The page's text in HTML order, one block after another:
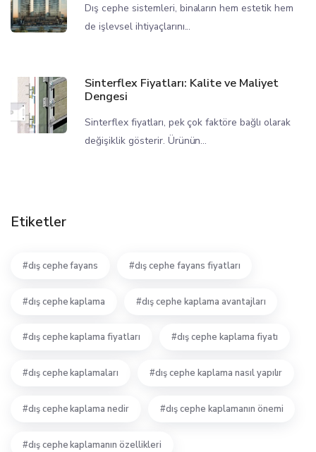
Dış cephe sistemleri, binaların hem estetik hem
de işlevsel ihtiyaçlarını...
Sinterflex Fiyatları: Kalite ve Maliyet
Dengesi
Sinterflex fiyatları, pek çok faktöre bağlı olarak
değişiklik gösterir. Ürünün...
Etiketler
dış cephe fayans dış cephe fayans fiyatları
dış cephe kaplama dış cephe kaplama avantajları
dış cephe kaplama fiyatları dış cephe kaplama fiyatı
dış cephe kaplamaları dış cephe kaplama nasıl yapılır
dış cephe kaplama nedir dış cephe kaplamanın önemi
dış cephe kaplamanın özellikleri